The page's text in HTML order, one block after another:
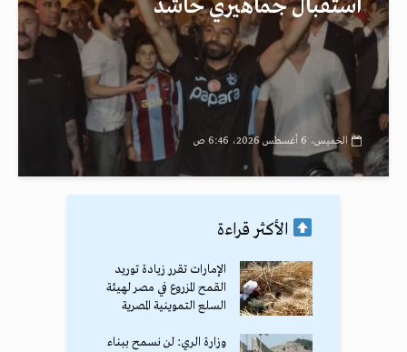
استقبال جماهيري حاشد
الخميس، 6 أغسطس 2026، 6:46 ص
الأكثر قراءة
الإمارات تقرر زيادة توريد
القمح المزروع في مصر لهيئة
السلع التموينية المصرية
وزارة الري: لن نسمح ببناء